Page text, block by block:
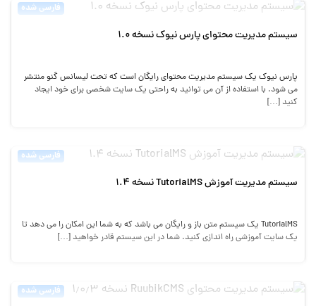
فارسی شده
سیستم مدیریت محتوای پارس نیوک نسخه ۱.۰
پارس نيوك يك سيستم مديريت محتواي رايگان است كه تحت ليسانس گنو منتشر
مي شود. با استفاده از آن مي توانيد به راحتي يك سايت شخصي براي خود ايجاد
كنيد […]
فارسی شده
سیستم مدیریت آموزش TutorialMS نسخه 1.4
TutorialMS یک سیستم متن باز و رایگان می باشد که به شما این امکان را می دهد تا
یک سایت آموزشی راه اندازی کنید. شما در این سیستم قادر خواهید […]
فارسی شده